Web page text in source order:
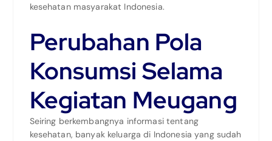
kesehatan masyarakat Indonesia.
Perubahan Pola
Konsumsi Selama
Kegiatan Meugang
Seiring berkembangnya informasi tentang
kesehatan, banyak keluarga di Indonesia yang sudah